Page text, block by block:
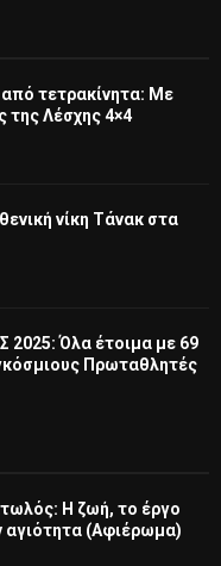
τετρακίνητα: Με
της Λέσχης 4×4
νίκη Τάνακ στα
2025: Όλα έτοιμα με 69
Πρωταθλητές
Η ζωή, το έργο
αγιότητα (Αφιέρωμα)